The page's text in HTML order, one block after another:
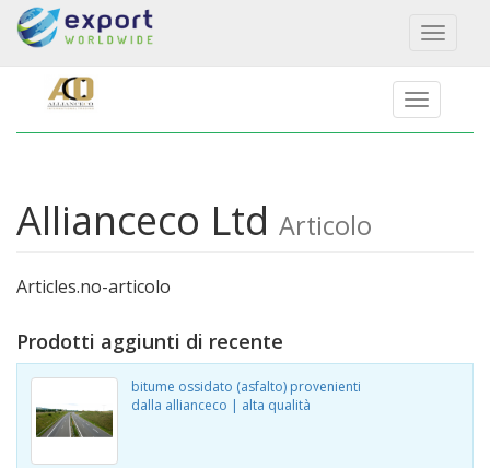
Toggle
Allianceco Ltd Articolo
Articles.no-articolo
Prodotti aggiunti di recente
bitume ossidato (asfalto) provenienti
dalla allianceco | alta qualità